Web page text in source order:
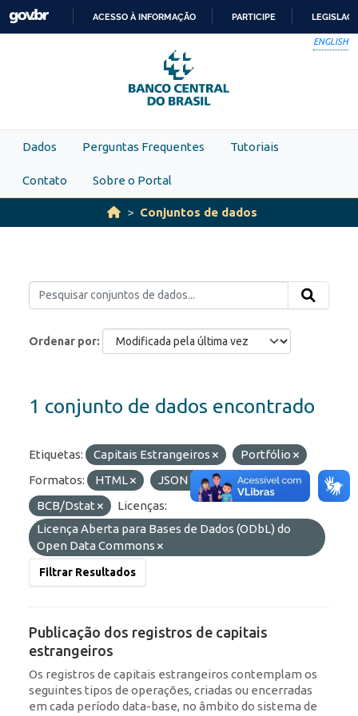
Skip to main content
PARA
O
CONTEÚDO
ACESSO À INFORMAÇÃO PARTICIPE
ENGLISH
Dados Perguntas Frequentes Tutoriais
Contato Sobre o Portal
Conjuntos de dados
Ordenar por
1 conjunto de dados encontrado
Etiquetas: Capitais Estrangeiros
Portfólio
Formatos:
HTML JSON
Organizações:
BCB/Dstat
Licenças:
Licença Aberta para Bases de Dados (ODbL) do
Open Data Commons
Filtrar Resultados
Publicação dos registros de capitais
estrangeiros
Os registros de capitais estrangeiros contemplam os
seguintes tipos de operações, criadas ou encerradas
em cada período data-base, no âmbito do sistema de